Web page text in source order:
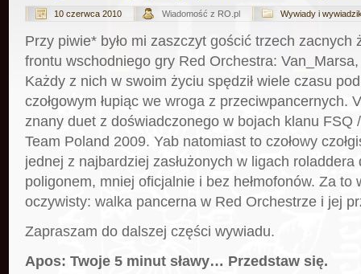
10 czerwca 2010 Wiadomość z RO.pl Wywiady i
Przy piwie* było mi zaszczyt gościć trzech zacnych
frontu wschodniego gry Red Orchestra:
Każdy z nich w swoim życiu spędził wiele czasu
czołgowym łupiąc we wroga z przeciwpancernych.
znany duet z doświadczonego w bojach klanu FSQ
Team Poland 2009. Yab natomiast to czołowy
jednej z najbardziej zasłużonych w ligach
poligonem, mniej oficjalnie i bez hełmofonów. Za to
oczywisty: walka pancerna w Red Orchestrze i jej
Zapraszam do dalszej części wywiadu.
Apos: Twoje 5 minut sławy… Przedstaw się.